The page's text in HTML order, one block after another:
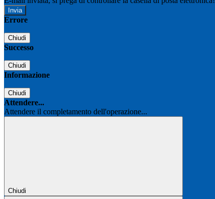
Errore
Chiudi
Successo
Chiudi
Informazione
Chiudi
Attendere...
Attendere il completamento dell'operazione...
Chiudi